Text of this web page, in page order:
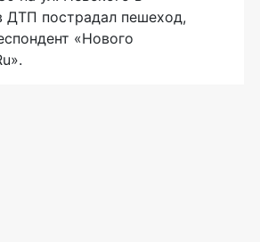
ДТП пострадал пешеход,
«Нового